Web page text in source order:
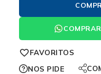
FAVORITOS
NOS PIDE